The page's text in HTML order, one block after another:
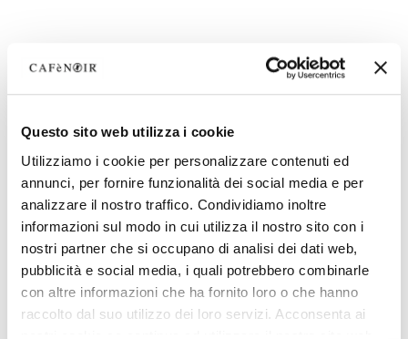
Questo sito web utilizza i cookie
Utilizziamo i cookie per personalizzare contenuti ed
annunci, per fornire funzionalità dei social media e per
analizzare il nostro traffico. Condividiamo inoltre
informazioni sul modo in cui utilizza il nostro sito con i
nostri partner che si occupano di analisi dei dati web,
pubblicità e social media, i quali potrebbero combinarle
con altre informazioni che ha fornito loro o che hanno
raccolto dal suo utilizzo dei loro servizi. Acconsenta ai